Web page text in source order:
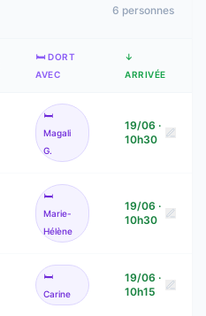
6 personnes
🛏️ DORT
AVEC
↓
ARRIVÉE
🛏️
Magali
G.
19/06 ·
10h30
🛏️
Marie-
Hélène
19/06 ·
10h30
🛏️
Carine
19/06 ·
10h15